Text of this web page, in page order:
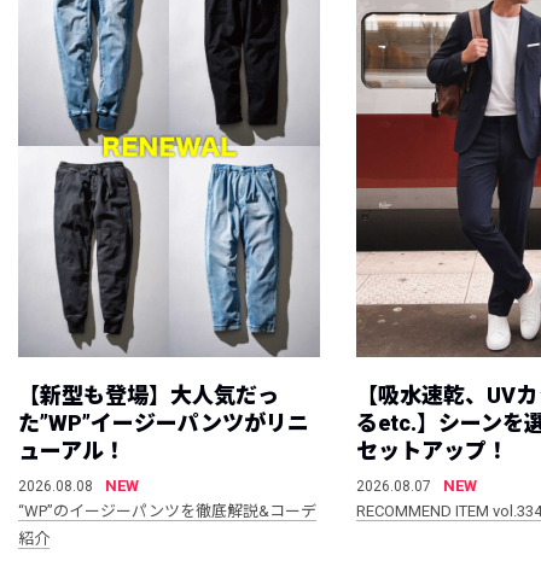
【新型も登場】大人気だっ
た”WP”イージーパンツがリニ
ューアル！
2026.08.08
NEW
“WP”のイージーパンツを徹底解説&コーデ
紹介
【吸水速乾、UV
るetc.】シーンを
セットアップ！
2026.08.07
NEW
RECOMMEND ITEM vol.334